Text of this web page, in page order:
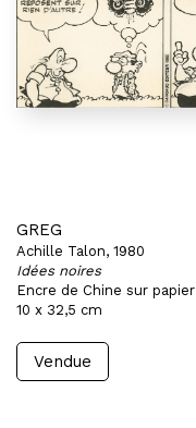
GREG
Achille Talon, 1980
Idées noires
Encre de Chine sur papier
10 x 32,5 cm
Vendue